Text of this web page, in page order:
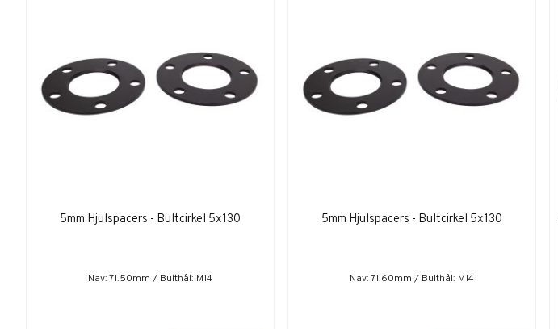
5mm Hjulspacers - Bultcirkel 5x130
Nav: 71.50mm / Bulthål: M14
5mm Hjulspacers - Bultcirkel 5x130
Nav: 71.60mm / Bulthål: M14